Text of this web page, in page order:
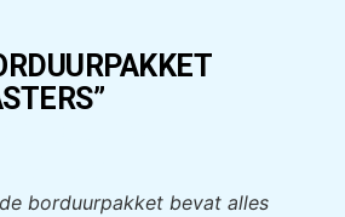
borduurpakket bevat alles